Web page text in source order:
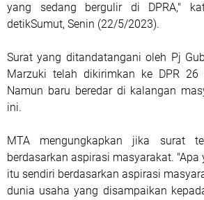
yang sedang bergulir di DPRA,"
detikSumut, Senin (22/5/2023).
Surat yang ditandatangani oleh Pj
Marzuki telah dikirimkan ke DPR 26
Namun baru beredar di kalangan
ini.
MTA mengungkapkan jika surat
berdasarkan aspirasi masyarakat.
itu sendiri berdasarkan aspirasi
dunia usaha yang disampaikan